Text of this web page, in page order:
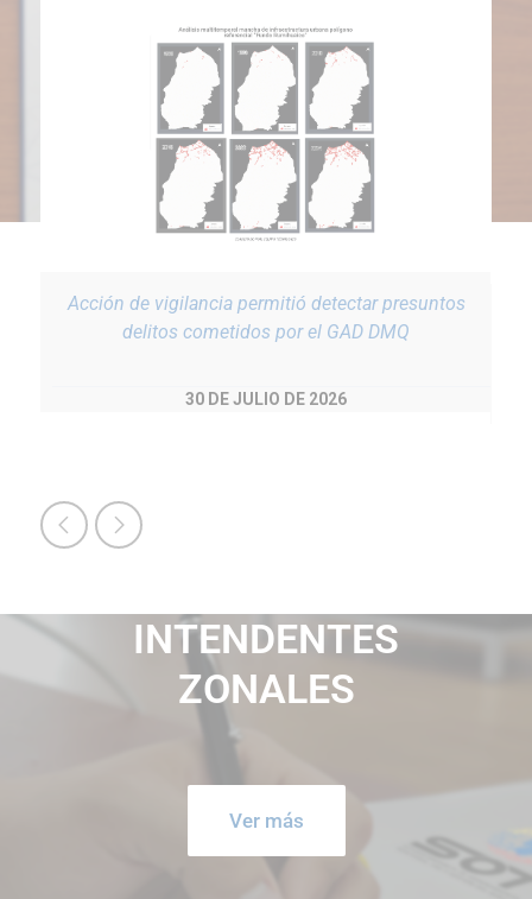
SOT sancionó al GADM San Miguel de Los Bancos
por transformación irregular del suelo rural
22 DE JULIO DE 2026
INTENDENTES
ZONALES
Ver más